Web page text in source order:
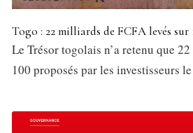
Togo : 22 milliards de FCFA levés sur
Le Trésor togolais n’a retenu que
100 proposés par les investisseurs